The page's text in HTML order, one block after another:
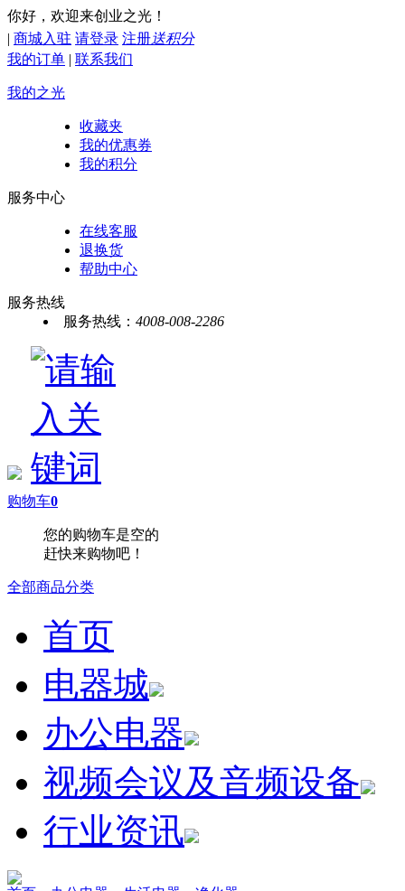
你好，欢迎来创业之光！
| 商城入驻 请登录 注册送积分
我的订单 | 联系我们
我的之光
收藏夹
我的优惠券
我的积分
服务中心
在线客服
退换货
帮助中心
服务热线
服务热线： 4008-008-2286
购物车0
您的购物车是空的
赶快来购物吧！
全部商品分类
首页
电器城
办公电器
视频会议及音频设备
行业资讯